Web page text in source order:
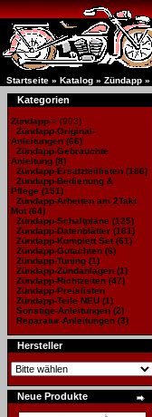
Startseite » Katalog » Zündapp »
Kategorien
Zündapp-> (903)
Zündapp-Original-
Anleitungen (66)
Zündapp-Gebrauchte
Anleitung (8)
Zündapp-Ersatzteillisten (186)
Zündapp-Bedienung &
Pflege (151)
Zündapp-Arbeiten am 2Takt
Mot (64)
Zündapp-Schaltpläne (125)
Zündapp-Datenblätter (181)
Zündapp-Komplett Set (61)
Zündapp-Gutachten (6)
Zündapp-Tuning (1)
Zündapp-Zündanlagen (1)
Zündapp-Richtzeiten (47)
Zündapp-Preislisten
Zündapp-Teile NEU (1)
Sonstige-Anleitungen (2)
Reparatur-Anleitungen (3)
Hersteller
Neue Produkte